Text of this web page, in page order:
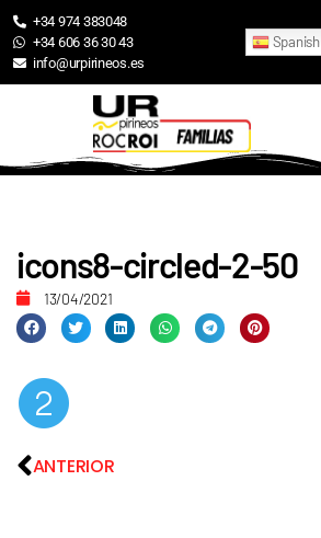
+34 974 383048
+34 606 36 30 43
info@urpirineos.es
Spanish
icons8-circled-2-50
13/04/2021
ANTERIOR